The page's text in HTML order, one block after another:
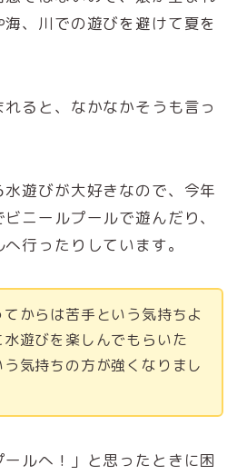
、川での遊びを避けて夏を
ると、なかなかそうも言っ
遊びが大好きなので、今年
ニールプールで遊んだり、
行ったりしています。
からは苦手という気持ちよ
水遊びを楽しんでもらいた
う気持ちの方が強くなりまし
ールへ！」と思ったときに困